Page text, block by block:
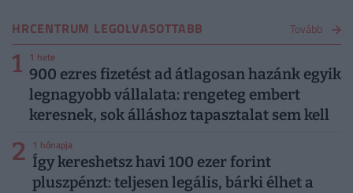
HRCENTRUM LEGOLVASOTTABB Tovább
1 1 hete
900 ezres fizetést ad átlagosan hazánk egyik
legnagyobb vállalata: rengeteg embert
keresnek, sok álláshoz tapasztalat sem kell
2 1 hónapja
Így kereshetsz havi 100 ezer forint
pluszpénzt: teljesen legális, bárki élhet a